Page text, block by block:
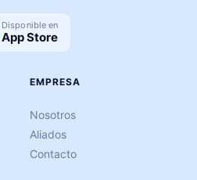
Disponible en
App Store
EMPRESA
Nosotros
Aliados
Contacto